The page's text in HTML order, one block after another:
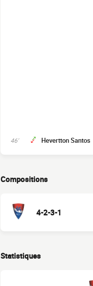
46' Hevertton Santos
Compositions
4-2-3-1
Statistiques